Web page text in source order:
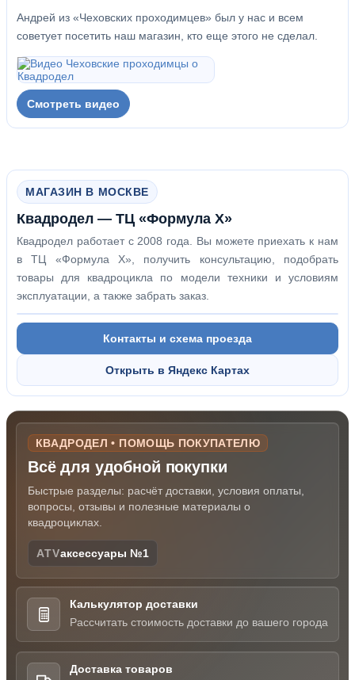
Андрей из «Чеховских проходимцев» был у нас и всем
советует посетить наш магазин, кто еще этого не сделал.
Смотреть видео
МАГАЗИН В МОСКВЕ
Квадродел — ТЦ «Формула Х»
Квадродел работает с 2008 года. Вы можете приехать к нам
в ТЦ «Формула Х», получить консультацию, подобрать
товары для квадроцикла по модели техники и условиям
эксплуатации, а также забрать заказ.
Контакты и схема проезда
Открыть в Яндекс Картах
КВАДРОДЕЛ • ПОМОЩЬ ПОКУПАТЕЛЮ
Всё для удобной покупки
Быстрые разделы: расчёт доставки, условия оплаты,
вопросы, отзывы и полезные материалы о
квадроциклах.
ATVаксессуары №1
Калькулятор доставки
Рассчитать стоимость доставки до вашего города
Доставка товаров